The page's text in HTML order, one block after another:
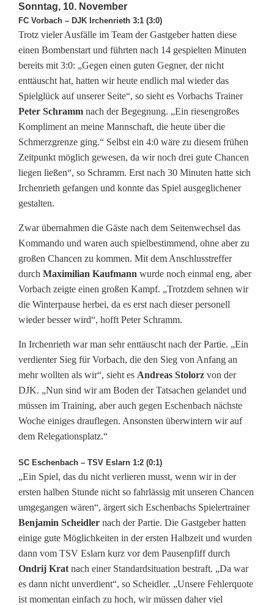
r
e
i
s
l
i
g
a
N
o
r
d
:
B
ä
u
m
c
h
n
-
w
e
c
h
Sonntag, 10. November
FC Vorbach – DJK Irchenrieth 3:1 (3:0)
Trotz vieler Ausfälle im Team der Gastgeber hatten diese
einen Bombenstart und führten nach 14 gespielten Minuten
bereits mit 3:0: „Gegen einen guten Gegner, der nicht
enttäuscht hat, hatten wir heute endlich mal wieder das
Spielglück auf unserer Seite“, so sieht es Vorbachs Trainer
Peter Schramm nach der Begegnung. „Ein riesengroßes
Kompliment an meine Mannschaft, die heute über die
Schmerzgrenze ging.“ Selbst ein 4:0 wäre zu diesem frühen
Zeitpunkt möglich gewesen, da wir noch drei gute Chancen
liegen ließen“, so Schramm. Erst nach 30 Minuten hatte sich
Irchenrieth gefangen und konnte das Spiel ausgeglichener
gestalten.
Zwar übernahmen die Gäste nach dem Seitenwechsel das
Kommando und waren auch spielbestimmend, ohne aber zu
großen Chancen zu kommen. Mit dem Anschlusstreffer
durch Maximilian Kaufmann wurde noch einmal eng, aber
Vorbach zeigte einen großen Kampf. „Trotzdem sehnen wir
die Winterpause herbei, da es erst nach dieser personell
wieder besser wird“, hofft Peter Schramm.
In Irchenrieth war man sehr enttäuscht nach der Partie. „Ein
verdienter Sieg für Vorbach, die den Sieg von Anfang an
mehr wollten als wir“, sieht es Andreas Stolorz von der
DJK. „Nun sind wir am Boden der Tatsachen gelandet und
müssen im Training, aber auch gegen Eschenbach nächste
Woche einiges drauflegen. Ansonsten überwintern wir auf
dem Relegationsplatz.“
SC Eschenbach – TSV Eslarn 1:2 (0:1)
„Ein Spiel, das du nicht verlieren musst, wenn wir in der
ersten halben Stunde nicht so fahrlässig mit unseren Chancen
umgegangen wären“, ärgert sich Eschenbachs Spielertrainer
Benjamin Scheidler nach der Partie. Die Gastgeber hatten
einige gute Möglichkeiten in der ersten Halbzeit und wurden
dann vom TSV Eslarn kurz vor dem Pausenpfiff durch
Ondrij Krat nach einer Standardsituation bestraft. „Da war
es dann nicht unverdient“, so Scheidler. „Unsere Fehlerquote
ist momentan einfach zu hoch, wir müssen daher viel